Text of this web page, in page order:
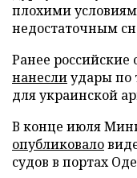
плохими
недостаточным
Ранее российские
нанеслиудары по
для украинской
В конце июля
опубликовало
судов в портах